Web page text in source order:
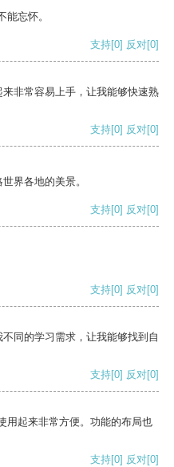
忘怀。
支持[0] 反对[0]
非常容易上手，让我能够快速熟
支持[0] 反对[0]
界各地的美景。
支持[0] 反对[0]
支持[0] 反对[0]
同的学习需求，让我能够找到自
支持[0] 反对[0]
用起来非常方便。功能的布局也
支持[0] 反对[0]